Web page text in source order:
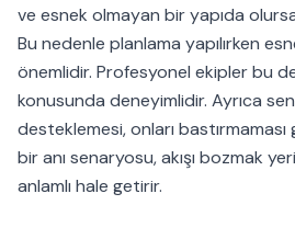
ve esnek olmayan bir yapıda
Bu nedenle planlama yapılırken
önemlidir. Profesyonel ekipler bu
konusunda deneyimlidir. Ayrıca
desteklemesi, onları bastırmaması
bir anı senaryosu, akışı bozmak
anlamlı hale getirir.